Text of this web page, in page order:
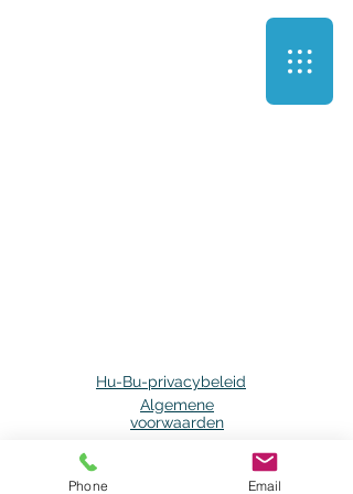
Hu-Bu-privacybeleid
Algemene
voorwaarden
Phone Email